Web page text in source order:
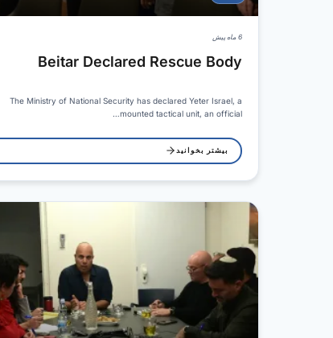
6 ماه پیش
Beitar Declared Rescue Body
The Ministry of National Security has declared Yeter Israel, a
mounted tactical unit, an official…
بیشتر بخوانید